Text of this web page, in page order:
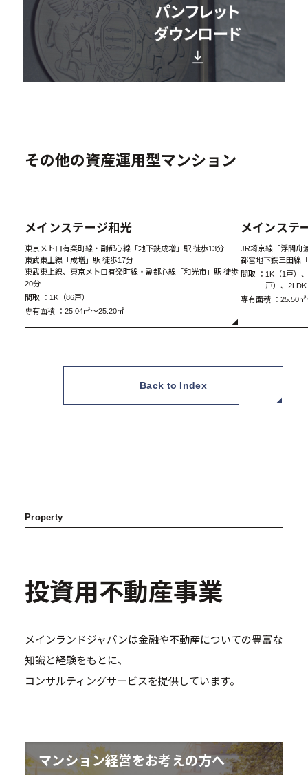
その他の資産運用型マンション
メインステージ和光
東京メトロ有楽町線・副都心線「地下鉄成増」駅 徒歩13分
東武東上線「成増」駅 徒歩17分
東武東上線、東京メトロ有楽町線・副都心線「和光市」駅 徒歩
20分
間取 ： 1K（86戸）
専有面積 ： 25.04㎡～25.20㎡
メインステ
JR埼京線「浮間舟
都営地下鉄三田線
間取 ： 1K（1戸）
戸）、
専有面積 ： 25.50
Back to Index
Property
投資用不動産事業
メインランドジャパンは金融や不動産についての豊富な
知識と経験をもとに、
コンサルティングサービスを提供しています。
マンション経営をお考えの方へ